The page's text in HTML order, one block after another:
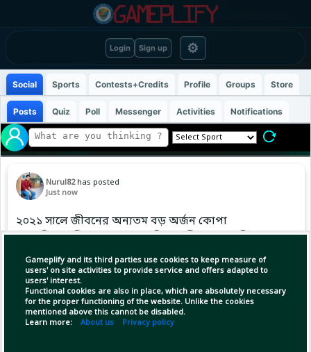
Login Sign up ⚙
Gameplify and its third parties use cookies to keep measure of
users' on site activities to provide service and offers adapted to
users' interest.
Functional cookies are also in place, which are absolutely necessary
for the proper functioning of the website. Unlike the cookies
mentioned above this cannot be disabled.
Learn more: About us Privacy policy
Social Sports Contests+Credits Profile Groups Store
Posts Quiz Poll Messenger Activities Notifications
Nurul82 has posted
Just now
২০২১ সালে জীবনের অন্যতম বড় অর্জন কোপা
আমেরিকার শিরোপা জয় করেছিলেন লিওনেল মেসি।
সেই আনন্দ বাবার সঙ্গে ভাগাভাগি করে নিতে মাঠে বসেই
প্রথম কলটি দেন বাবা হোর্হে মেসিকে। আনন্দের অশ্রুতে
তিনি বাবাকে জানিয়ে দেন সফলতার কথা।